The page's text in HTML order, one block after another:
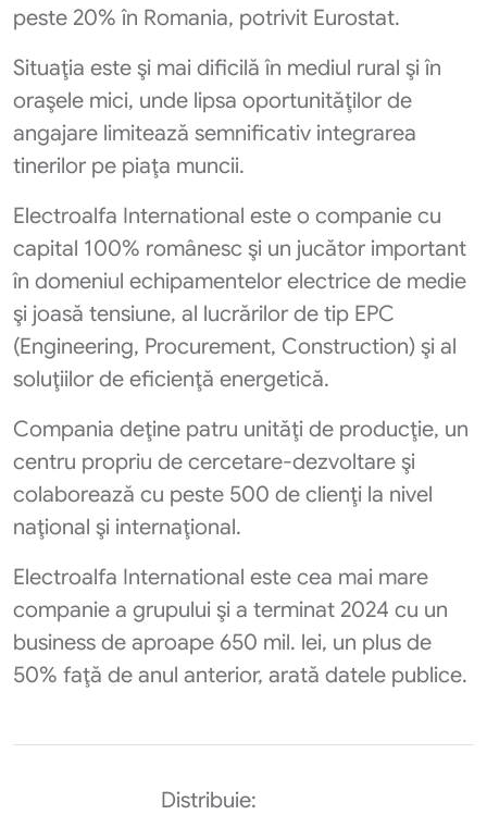
peste 20% în Romania, potrivit Eurostat.
Situaţia este şi mai dificilă în mediul rural şi în
oraşele mici, unde lipsa oportunităţilor de
angajare limitează semnificativ integrarea
tinerilor pe piaţa muncii.
Electroalfa International este o companie cu
capital 100% românesc şi un jucător important
în domeniul echipamentelor electrice de medie
şi joasă tensiune, al lucrărilor de tip EPC
(Engineering, Procurement, Construction) şi al
soluţiilor de eficienţă energetică.
Compania deţine patru unităţi de producţie, un
centru propriu de cercetare-dezvoltare şi
colaborează cu peste 500 de clienţi la nivel
naţional şi internaţional.
Electroalfa International este cea mai mare
companie a grupului şi a terminat 2024 cu un
business de aproape 650 mil. lei, un plus de
50% faţă de anul anterior, arată datele publice.
Distribuie: